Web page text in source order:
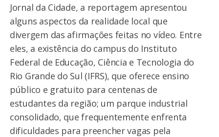
Jornal da Cidade, a reportagem apresentou
alguns aspectos da realidade local que
divergem das afirmações feitas no vídeo. Entre
eles, a existência do campus do Instituto
Federal de Educação, Ciência e Tecnologia do
Rio Grande do Sul (IFRS), que oferece ensino
público e gratuito para centenas de
estudantes da região; um parque industrial
consolidado, que frequentemente enfrenta
dificuldades para preencher vagas pela